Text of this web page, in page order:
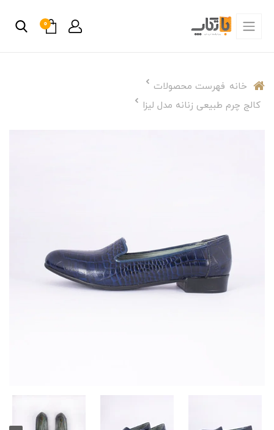
0
خانه فهرست محصولات
کالج چرم طبیعی زنانه مدل لیزا